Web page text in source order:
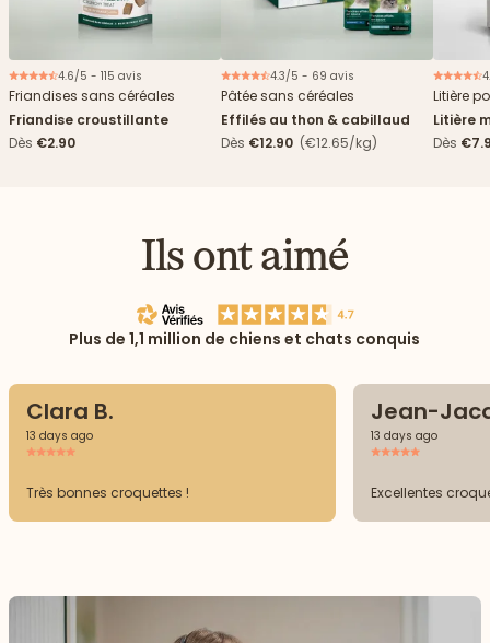
4.6/5 - 115 avis
Friandises sans céréales
Friandise croustillante
Dès €2.90
4.3/5 - 69 avis
Pâtée sans céréales
Effilés au thon & cabillaud
Dès €12.90 (€12.65/kg)
Litière
Litière
Dès
Ils ont aimé
Plus de 1,1 million de chiens et chats conquis
Clara B.
13 days ago
Très bonnes croquettes !
Jean-
13 days ago
Excellentes